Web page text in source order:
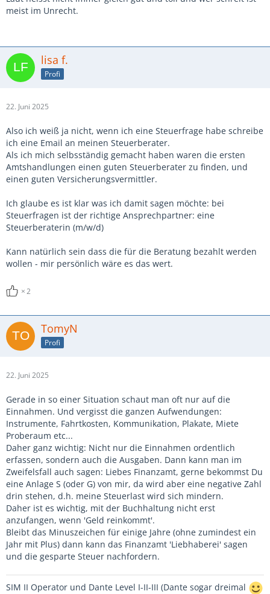
meist im Unrecht.
lisa f.
Profi
22. Juni 2025
Also ich weiß ja nicht, wenn ich eine Steuerfrage habe schreibe
ich eine Email an meinen Steuerberater.
Als ich mich selbsständig gemacht haben waren die ersten
Amtshandlungen einen guten Steuerberater zu finden, und
einen guten Versicherungsvermittler.
Ich glaube es ist klar was ich damit sagen möchte: bei
Steuerfragen ist der richtige Ansprechpartner: eine
Steuerberaterin (m/w/d)
Kann natürlich sein dass die für die Beratung bezahlt werden
wollen - mir persönlich wäre es das wert.
2
TomyN
Profi
22. Juni 2025
Gerade in so einer Situation schaut man oft nur auf die
Einnahmen. Und vergisst die ganzen Aufwendungen:
Instrumente, Fahrtkosten, Kommunikation, Plakate, Miete
Proberaum etc...
Daher ganz wichtig: Nicht nur die Einnahmen ordentlich
erfassen, sondern auch die Ausgaben. Dann kann man im
Zweifelsfall auch sagen: Liebes Finanzamt, gerne bekommst Du
eine Anlage S (oder G) von mir, da wird aber eine negative Zahl
drin stehen, d.h. meine Steuerlast wird sich mindern.
Daher ist es wichtig, mit der Buchhaltung nicht erst
anzufangen, wenn 'Geld reinkommt'.
Bleibt das Minuszeichen für einige Jahre (ohne zumindest ein
Jahr mit Plus) dann kann das Finanzamt 'Liebhaberei' sagen
und die gesparte Steuer nachfordern.
SIM II Operator und Dante Level I-II-III (Dante sogar dreimal